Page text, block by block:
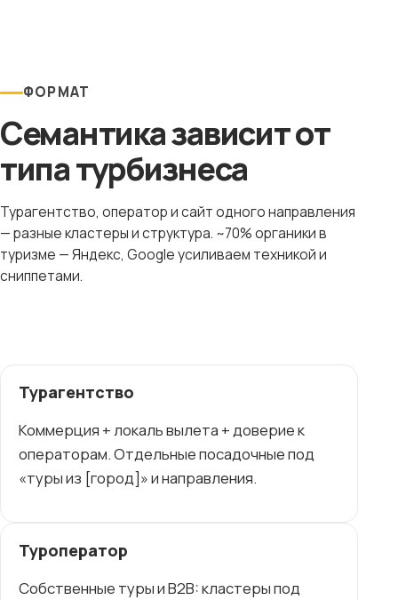
ФОРМАТ
Семантика зависит от
типа турбизнеса
Турагентство, оператор и сайт одного направления
— разные кластеры и структура. ~70% органики в
туризме — Яндекс, Google усиливаем техникой и
сниппетами.
Турагентство
Коммерция + локаль вылета + доверие к
операторам. Отдельные посадочные под
«туры из [город]» и направления.
Туроператор
Собственные туры и B2B: кластеры под